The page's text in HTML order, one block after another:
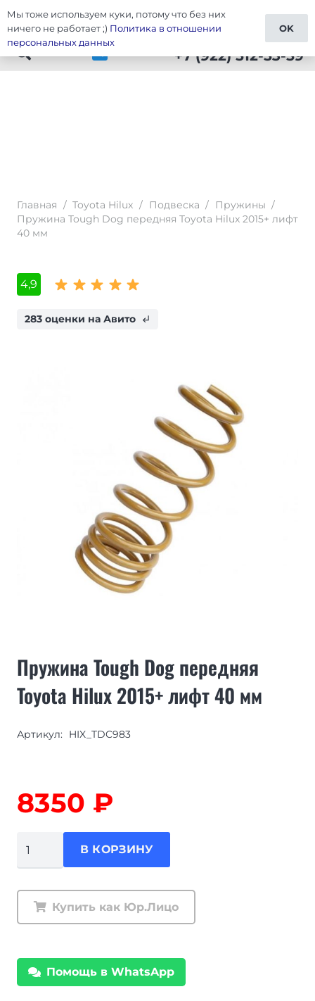
Тюнинг Toyota Hilux
+7 (922) 512-53-59
Главная / Toyota Hilux / Подвеска / Пружины /
Пружина Tough Dog передняя Toyota Hilux 2015+ лифт
40 мм
4,9
283 оценки на Авито subdirectory_arrow_left
Пружина Tough Dog передняя
Toyota Hilux 2015+ лифт 40 мм
Артикул: HIX_TDC983
8350 ₽
Tough
Dog
Toyota
Hilux
В КОРЗИНУ
Купить как Юр.Лицо
Помощь в WhatsApp
Мы тоже используем куки, потому что без них
ничего не работает ;) Политика в отношении
персональных данных
OK